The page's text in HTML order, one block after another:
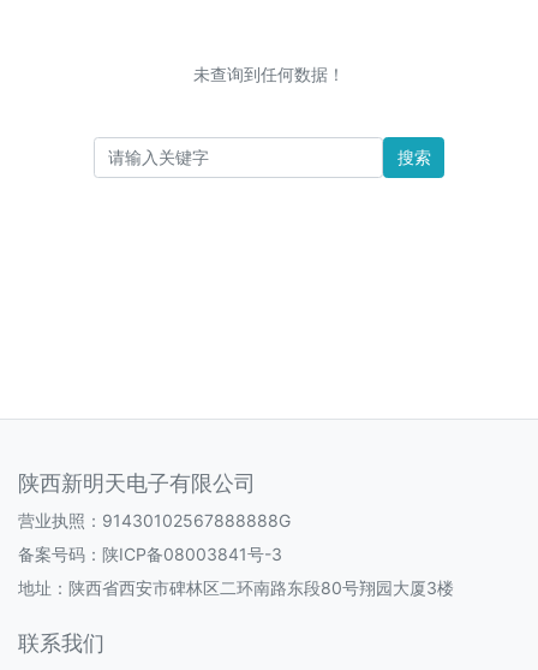
未查询到任何数据！
搜索
陕西新明天电子有限公司
营业执照：91430102567888888G
备案号码： 陕ICP备08003841号-3
地址：陕西省西安市碑林区二环南路东段80号翔园大厦3楼
联系我们